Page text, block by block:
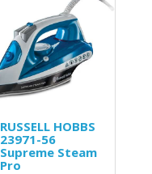
RUSSELL HOBBS
23971-56
Supreme Steam
Pro